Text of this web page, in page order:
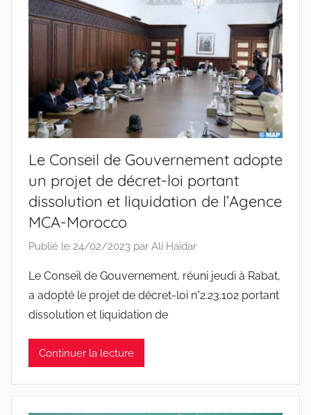
Le Conseil de Gouvernement adopte
un projet de décret-loi portant
dissolution et liquidation de l’Agence
MCA-Morocco
Publié le 24/02/2023 par Ali Haidar
Le Conseil de Gouvernement, réuni jeudi à Rabat,
a adopté le projet de décret-loi n°2.23.102 portant
dissolution et liquidation de
Continuer la lecture